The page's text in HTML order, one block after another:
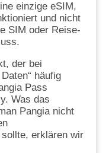
einzige eSIM,
und nicht
SIM oder Reise-
der bei
häufig
Pass
Was das
Pangia nicht
erklären wir